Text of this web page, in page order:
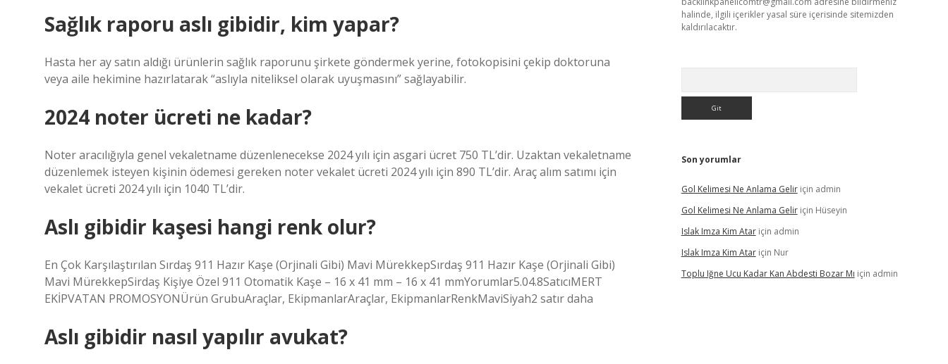
Sağlık raporu aslı gibidir, kim yapar?
Hasta her ay satın aldığı ürünlerin sağlık raporunu şirkete göndermek yerine, fotokopisini çekip doktoruna
veya aile hekimine hazırlatarak “aslıyla niteliksel olarak uyuşmasını” sağlayabilir.
2024 noter ücreti ne kadar?
Noter aracılığıyla genel vekaletname düzenlenecekse 2024 yılı için asgari ücret 750 TL’dir. Uzaktan vekaletname
düzenlemek isteyen kişinin ödemesi gereken noter vekalet ücreti 2024 yılı için 890 TL’dir. Araç alım satımı için
vekalet ücreti 2024 yılı için 1040 TL’dir.
Aslı gibidir kaşesi hangi renk olur?
En Çok Karşılaştırılan Sırdaş 911 Hazır Kaşe (Orjinali Gibi) Mavi MürekkepSırdaş 911 Hazır Kaşe (Orjinali Gibi)
Mavi MürekkepSirdaş Kişiye Özel 911 Otomatik Kaşe – 16 x 41 mm – 16 x 41 mmYorumlar5.04.8SatıcıMERT
EKİPVATAN PROMOSYONÜrün GrubuAraçlar, EkipmanlarAraçlar, EkipmanlarRenkMaviSiyah2 satır daha
Aslı gibidir nasıl yapılır avukat?
halinde, ilgili içerikler yasal süre içerisinde sitemizden
kaldırılacaktır.
Son yorumlar
Gol Kelimesi Ne Anlama Geliriçin admin
Gol Kelimesi Ne Anlama Geliriçin Hüseyin
Islak Imza Kim Atariçin admin
Islak Imza Kim Atariçin Nur
Toplu Iğne Ucu Kadar Kan Abdesti Bozar Mı için admin